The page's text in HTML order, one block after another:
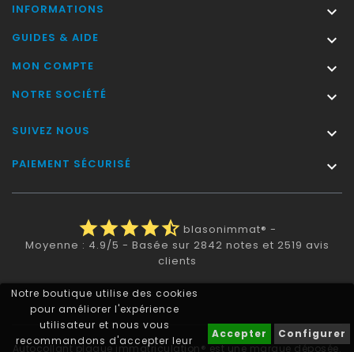
Notre boutique utilise des cookies
pour améliorer l'expérience
utilisateur et nous vous
recommandons d'accepter leur
Accepter Configurer
INFORMATIONS 
GUIDES & AIDE 
MON COMPTE 
NOTRE SOCIÉTÉ 
SUIVEZ NOUS 
PAIEMENT SÉCURISÉ 
starstarstarstarstar_half blasonimmat® -
Moyenne : 4.9/5 - Basée sur 2842 notes et 2519 avis
clients
Autocollant plaque immatriculation® est une marque déposée.